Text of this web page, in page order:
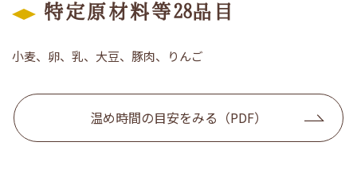
特定原材料等28品目
小麦、卵、乳、大豆、豚肉、りんご
温め時間の目安をみる（PDF）